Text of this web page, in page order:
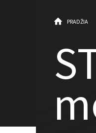
PRADŽIA